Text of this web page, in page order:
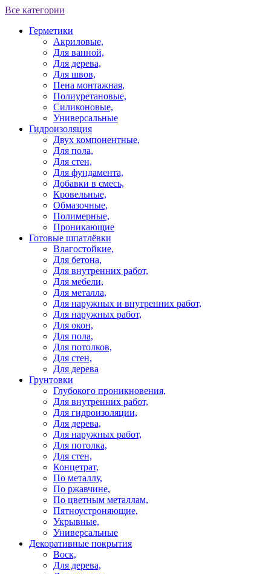
Все категории
Герметики
Акриловые,
Для ванной,
Для дерева,
Для швов,
Пена монтажная,
Полиуретановые,
Силиконовые,
Универсальные
Гидроизоляция
Двух компонентные,
Для пола,
Для стен,
Для фундамента,
Добавки в смесь,
Кровельные,
Обмазочные,
Полимерные,
Проникающие
Готовые шпатлёвки
Влагостойкие,
Для бетона,
Для внутренних работ,
Для мебели,
Для металла,
Для наружных и внутренних работ,
Для наружных работ,
Для окон,
Для пола,
Для потолков,
Для стен,
Для дерева
Грунтовки
Глубокого проникновения,
Для внутренних работ,
Для гидроизоляции,
Для дерева,
Для наружных работ,
Для потолка,
Для стен,
Концетрат,
По металлу,
По ржавчине,
По цветным металлам,
Пятноустроняющие,
Укрывные,
Универсальные
Декоративные покрытия
Воск,
Для дерева,